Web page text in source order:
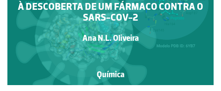
À DESCOBERTA DE UM FÁRMACO CONTRA O
SARS-COV-2
Ana N.L. Oliveira
Química